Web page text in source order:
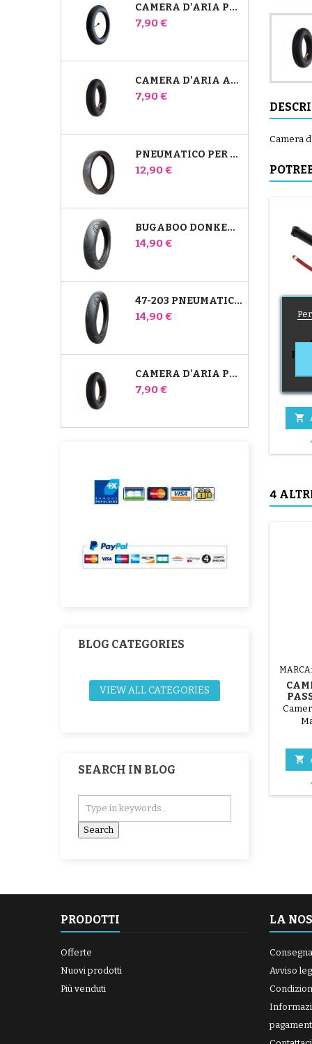
CAMERA D'ARIA PER PASSEGGINO JANÉ SLALOM PRO E POWERTWIN
Prezzo
7,90 €
CAMERA D'ARIA ANTERIORE DEL PASSEGGINO BUGABOO DONKEY
Prezzo
7,90 €
PNEUMATICO PER PASSEGGINO JANÉ SLALOM PRO E POWERTWIN
Prezzo
12,90 €
BUGABOO DONKEY 39X177 PNEUMATICO COMPATIBILE PER PASSEGGINO - PER RUOTA ANTERIORE
Prezzo
14,90 €
47-203 PNEUMATICO COMPATIBILE CON IL PASSEGGINO BUGABOO DONKEY - PER RUOTA POSTERIORE
Prezzo
14,90 €
CAMERA D'ARIA POSTERIORE WHIZ RED CASTLE
Prezzo
7,90 €
BLOG CATEGORIES
VIEW ALL CATEGORIES
SEARCH IN BLOG
Camera

4
MARCA:

PRODOTTI
Offerte
Nuovi prodotti
Più venduti
LA
Consegna
Avviso